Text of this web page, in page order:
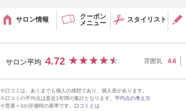
サロン情報
クーポン
メニュー
スタイリスト
サロン平均 4.72 雰囲気 4.6
※口コミは、あくまでも個人の感想であり、個人差があります。
※口コミの平均点は直近1年間の集計となります。 平均点の考え方
※普通＝3が評価時の基準です。 口コミとは